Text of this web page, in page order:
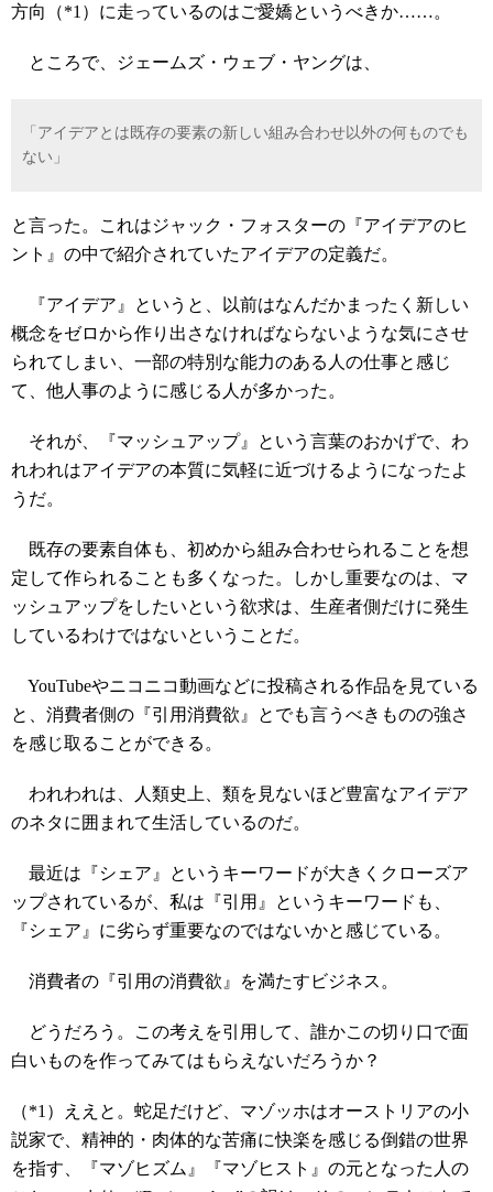
方向（*1）に走っているのはご愛嬌というべきか……。
ところで、ジェームズ・ウェブ・ヤングは、
「アイデアとは既存の要素の新しい組み合わせ以外の何ものでも
ない」
と言った。これはジャック・フォスターの『アイデアのヒ
ント』の中で紹介されていたアイデアの定義だ。
『アイデア』というと、以前はなんだかまったく新しい
概念をゼロから作り出さなければならないような気にさせ
られてしまい、一部の特別な能力のある人の仕事と感じ
て、他人事のように感じる人が多かった。
それが、『マッシュアップ』という言葉のおかげで、わ
れわれはアイデアの本質に気軽に近づけるようになったよ
うだ。
既存の要素自体も、初めから組み合わせられることを想
定して作られることも多くなった。しかし重要なのは、マ
ッシュアップをしたいという欲求は、生産者側だけに発生
しているわけではないということだ。
YouTubeやニコニコ動画などに投稿される作品を見ている
と、消費者側の『引用消費欲』とでも言うべきものの強さ
を感じ取ることができる。
われわれは、人類史上、類を見ないほど豊富なアイデア
のネタに囲まれて生活しているのだ。
最近は『シェア』というキーワードが大きくクローズア
ップされているが、私は『引用』というキーワードも、
『シェア』に劣らず重要なのではないかと感じている。
消費者の『引用の消費欲』を満たすビジネス。
どうだろう。この考えを引用して、誰かこの切り口で面
白いものを作ってみてはもらえないだろうか？
（*1）ええと。蛇足だけど、マゾッホはオーストリアの小
説家で、精神的・肉体的な苦痛に快楽を感じる倒錯の世界
を指す、『マゾヒズム』『マゾヒスト』の元となった人の